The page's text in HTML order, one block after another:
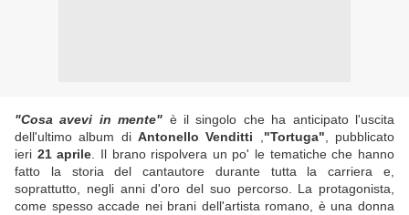
"Cosa avevi in mente" è il singolo che ha anticipato l'uscita
dell'ultimo album di Antonello Venditti "Tortuga" , pubblicato
ieri 21 aprile . Il brano rispolvera un po' le tematiche che hanno
fatto la storia del cantautore durante tutta la carriera e,
soprattutto, negli anni d'oro del suo percorso. La protagonista,
come spesso accade nei brani dell'artista romano, è una donna